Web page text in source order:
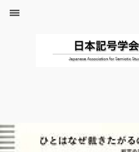
ホーム
学会の出版物